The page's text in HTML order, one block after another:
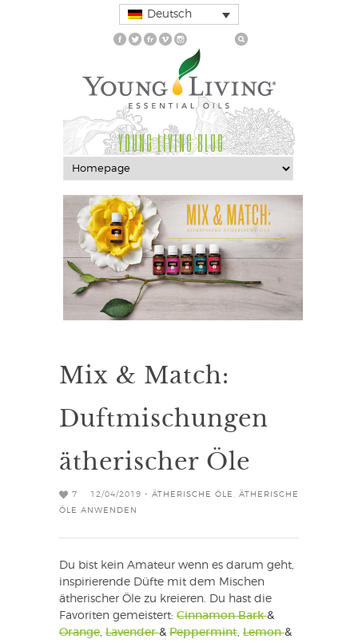
Deutsch
YOUNG LIVING BLOG
Mix & Match:
Duftmischungen
ätherischer Öle
7 12/04/2019 - ÄTHERISCHE ÖLE
ÄTHERISCHE
ÖLE ANWENDEN
Du bist kein Amateur wenn es darum geht,
inspirierende Düfte mit dem Mischen
ätherischer Öle zu kreieren. Du hast die
Favoriten gemeistert: Cinnamon Bark&
Orange, Lavender& Peppermint, Lemon&